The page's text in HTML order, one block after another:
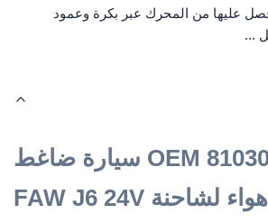
عليها من المحرك عبر بكرة وعمود
...
OEM سيارة ضاغط
مكيف هواء لشاحنة FAW J6 24V